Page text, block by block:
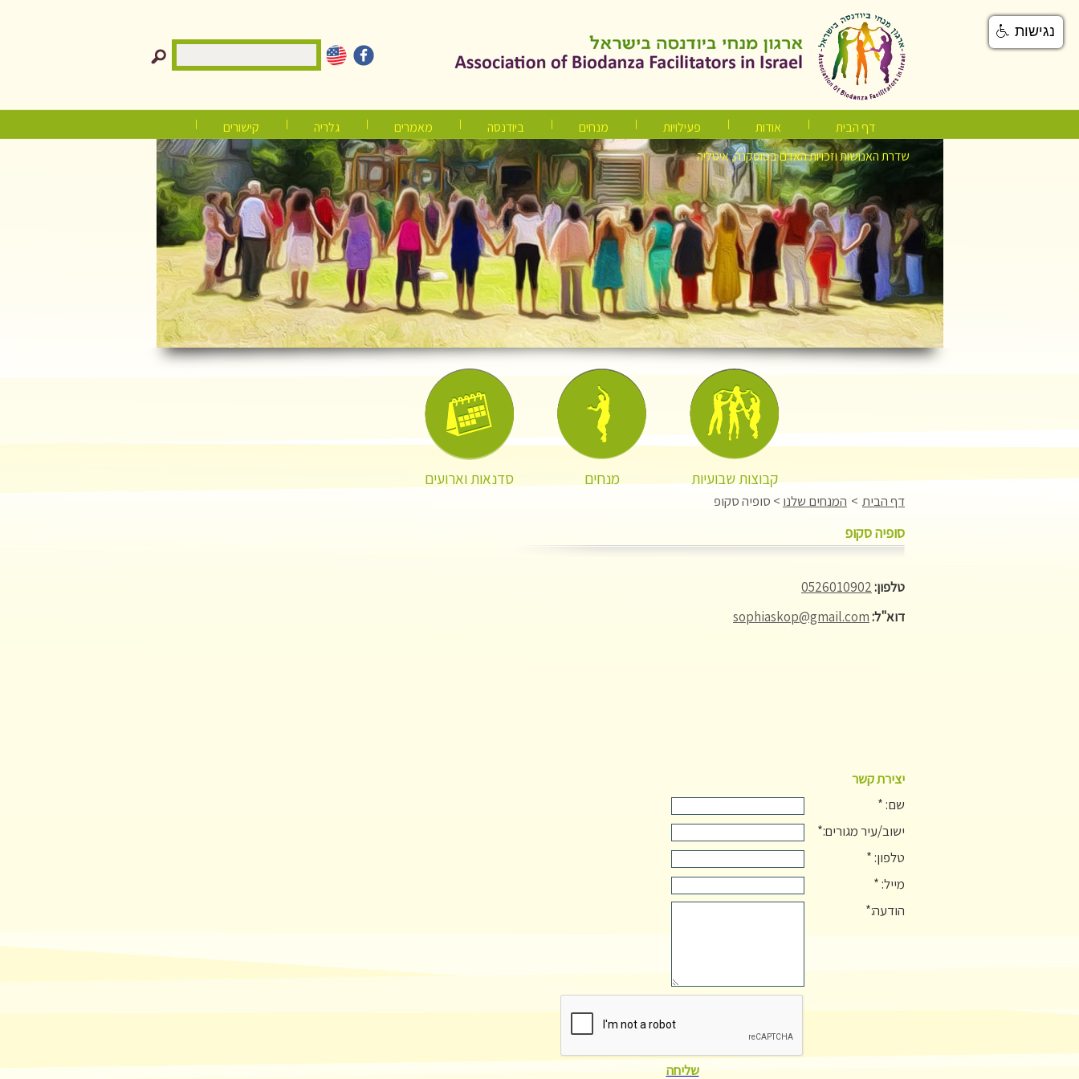
דף הבית אודות פעילויות מנחים ביודנסה מאמרים גלריה
קישורים
שדרת האנושות וזכויות האדם בטוסקנה, איטליה
קבוצות שבועיות מנחים סדנאות וארועים
דף הבית > המנחים שלנו > סופיה סקופ
סופיה סקופ
טלפון:0526010902
דוא"ל:sophiaskop@gmail.com
יצירת קשר
שם: *
ישוב/עיר מגורים:*
טלפון: *
מייל: *
הודעה:*
שליחה
נגישות